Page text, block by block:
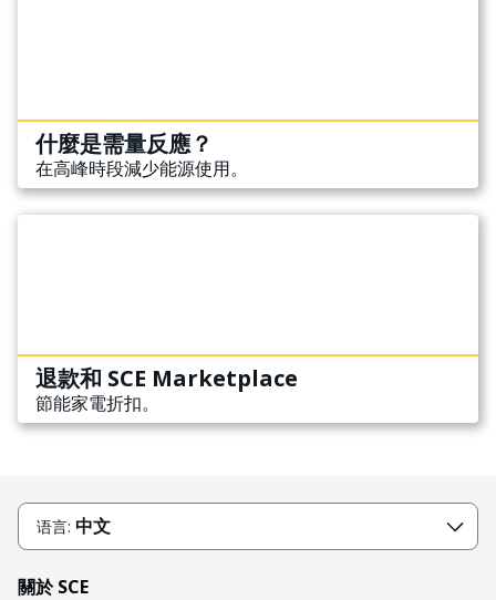
什麼是需量反應？
在高峰時段減少能源使用。
退款和 SCE Marketplace
節能家電折扣。
语言: 中文
關於 SCE